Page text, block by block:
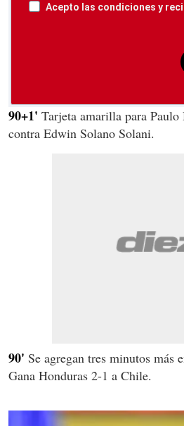
Acepto las condiciones y
90+1' Tarjeta amarilla para
contra Edwin Solano Solani.
90' Se agregan tres minutos más
Gana Honduras 2-1 a Chile.